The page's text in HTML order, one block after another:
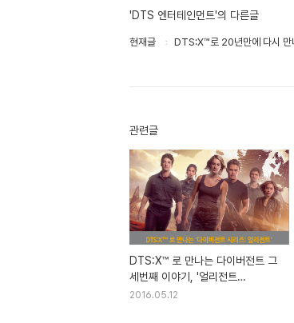
'DTS 엔터테인먼트'의 다른글
현재글 DTS:X™로 20년만에 다시
관련글
DTS:X™ 로 만나는 다이버전트 그
세번째 이야기, '얼리전트
(ALLEGIANT)'
2016.05.12